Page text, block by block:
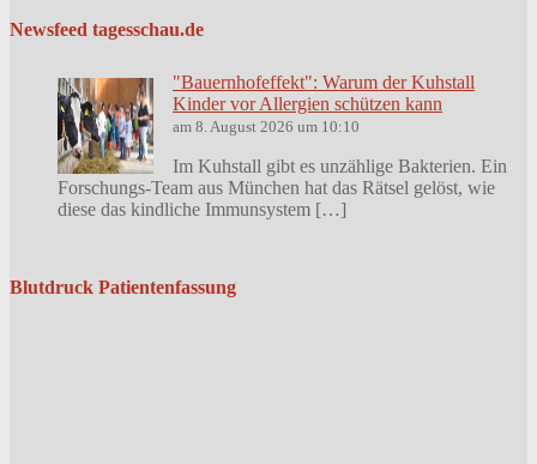
Newsfeed tagesschau.de
"Bauernhofeffekt": Warum der Kuhstall
Kinder vor Allergien schützen kann
am 8. August 2026 um 10:10
Im Kuhstall gibt es unzählige Bakterien. Ein
Forschungs-Team aus München hat das Rätsel gelöst, wie
diese das kindliche Immunsystem […]
Blutdruck Patientenfassung